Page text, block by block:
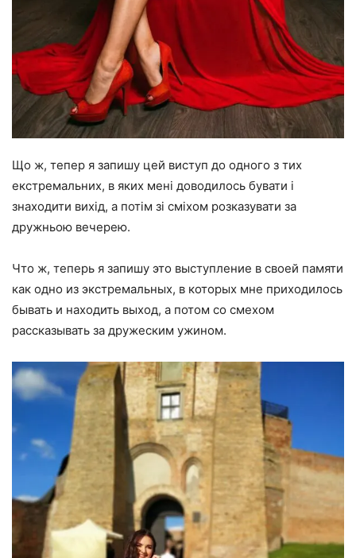
Що ж, тепер я запишу цей виступ до одного з тих
екстремальних, в яких мені доводилось бувати і
знаходити вихід, а потім зі сміхом розказувати за
дружньою вечерею.
Что ж, теперь я запишу это выступление в своей памяти
как одно из экстремальных, в которых мне приходилось
бывать и находить выход, а потом со смехом
рассказывать за дружеским ужином.